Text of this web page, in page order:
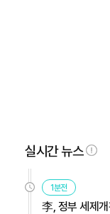
실시간 뉴스
1분전
李, 정부 세제